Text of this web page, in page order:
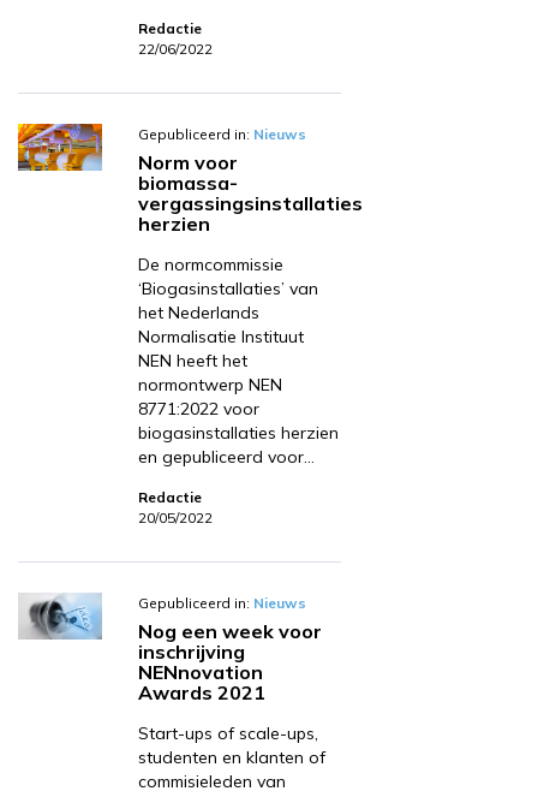
Redactie
22/06/2022
Gepubliceerd in: Nieuws
Norm voor
biomassa-
vergassingsinstallaties
herzien
De normcommissie
‘Biogasinstallaties’ van
het Nederlands
Normalisatie Instituut
NEN heeft het
normontwerp NEN
8771:2022 voor
biogasinstallaties herzien
en gepubliceerd voor…
Redactie
20/05/2022
Gepubliceerd in: Nieuws
Nog een week voor
inschrijving
NENnovation
Awards 2021
Start-ups of scale-ups,
studenten en klanten of
commisieleden van